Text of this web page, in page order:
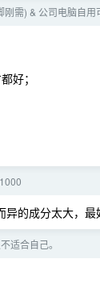
刚需) & 公司电脑自用
好；
的成分太大，
适合自己。